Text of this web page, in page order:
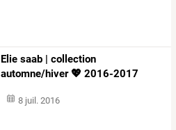
Elie saab | collection
automne/hiver 💖 2016-2017
8 juil. 2016